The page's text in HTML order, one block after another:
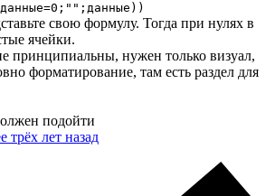
свою формулу. Тогда при нулях в
ячейки.
принципиальны, нужен только визуал,
форматирование, там есть раздел для
подойти
трёх лет назад